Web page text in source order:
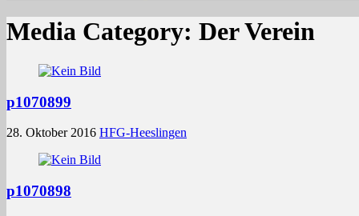
Media Category: Der Verein
p1070899
28. Oktober 2016 HFG-Heeslingen
p1070898